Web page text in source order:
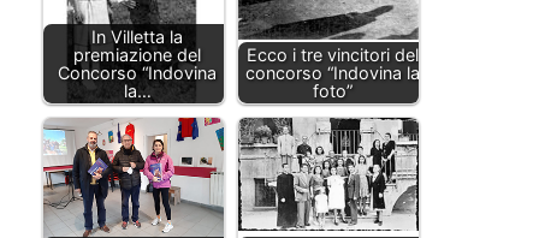
In Villetta la
premiazione del
Concorso “Indovina
la…
Ecco i tre vincitori del
concorso “Indovina la
foto”